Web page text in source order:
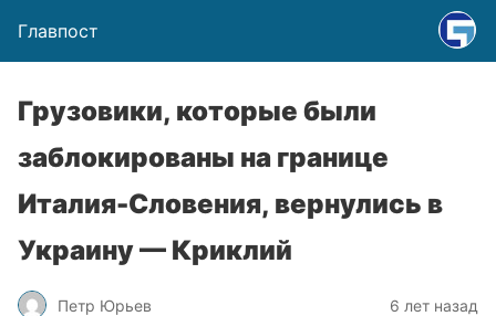
Главпост
Грузовики, которые были
заблокированы на границе
Италия-Словения, вернулись в
Украину — Криклий
Петр Юрьев 6 лет назад